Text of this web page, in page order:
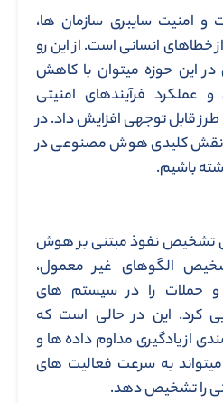
و امنیت سایبری سازمان ها،
خطاهای انسانی است. از این رو
این حوزه میتوان با کاهش
و عملکرد فرآیندهای امنیتی
طرز قابل توجهی افزایش داد. در
نقش کلیدی هوش مصنوعی در
باشیم.
تشخیص نفوذ مبتنی بر هوش
الگوهای غیر معمول،
حملات را در سیستم های
کرد. این در حالی است که
از یادگیری مداوم داده ها و
میتواند به سرعت فعالیت های
را تشخیص دهد.